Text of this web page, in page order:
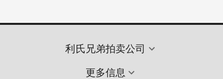
利氏兄弟拍卖公司
更多信息